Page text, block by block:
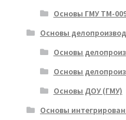
Основы ГМУ ТМ-
Основы
Основы
Основы
Основы ДОУ (ГМУ)
Основы